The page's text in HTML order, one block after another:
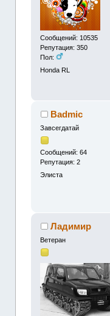
Сообщений: 10535
Репутация: 350
Пол:
Honda RL
Badmic
Завсегдатай
Сообщений: 64
Репутация: 2
Элиста
Ладимир
Ветеран